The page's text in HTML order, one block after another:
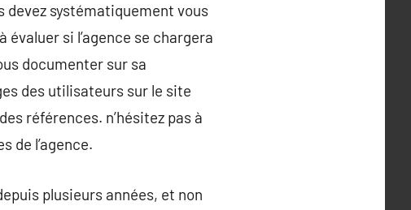
devez systématiquement vous
si l’agence se chargera
documenter sur sa
des utilisateurs sur le site
références. n’hésitez pas à
de l’agence.
plusieurs années, et non